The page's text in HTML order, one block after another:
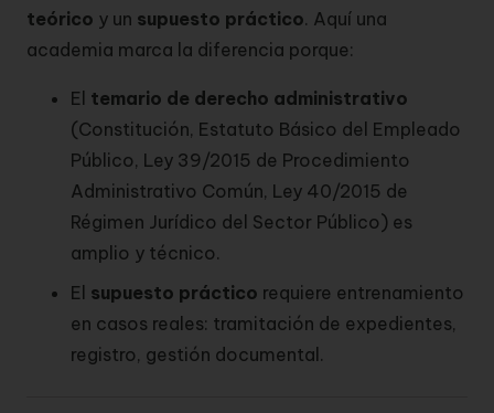
teórico y un supuesto práctico. Aquí una
academia marca la diferencia porque:
El temario de derecho administrativo
(Constitución, Estatuto Básico del Empleado
Público, Ley 39/2015 de Procedimiento
Administrativo Común, Ley 40/2015 de
Régimen Jurídico del Sector Público) es
amplio y técnico.
El supuesto práctico requiere entrenamiento
en casos reales: tramitación de expedientes,
registro, gestión documental.